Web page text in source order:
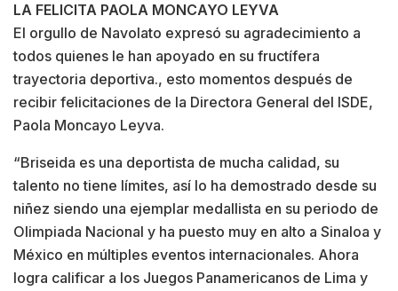
LA FELICITA PAOLA MONCAYO LEYVA
El orgullo de Navolato expresó su agradecimiento a
todos quienes le han apoyado en su fructífera
trayectoria deportiva., esto momentos después de
recibir felicitaciones de la Directora General del ISDE,
Paola Moncayo Leyva.
“Briseida es una deportista de mucha calidad, su
talento no tiene límites, así lo ha demostrado desde su
niñez siendo una ejemplar medallista en su periodo de
Olimpiada Nacional y ha puesto muy en alto a Sinaloa y
México en múltiples eventos internacionales. Ahora
logra calificar a los Juegos Panamericanos de Lima y